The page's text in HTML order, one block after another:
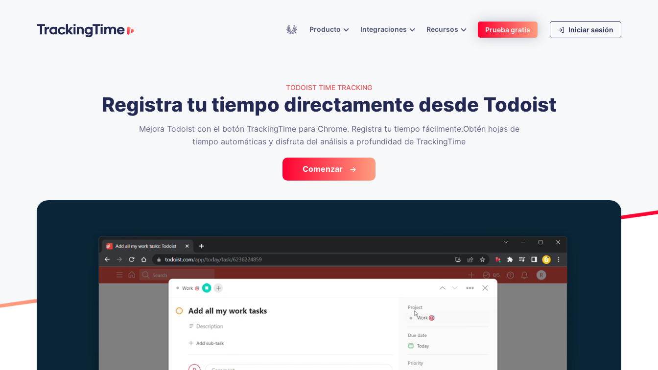
AcademyProducto Integraciones Recursos Prueba gratis Iniciar sesión
TODOIST TIME TRACKING
Registra tu tiempo directamente desde Todoist
Mejora Todoist con el botón TrackingTime para Chrome. Registra tu tiempo fácilmente.Obtén hojas de
tiempo automáticas y disfruta del análisis a profundidad de TrackingTime
Comenzar